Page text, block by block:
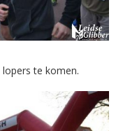
lopers te komen.